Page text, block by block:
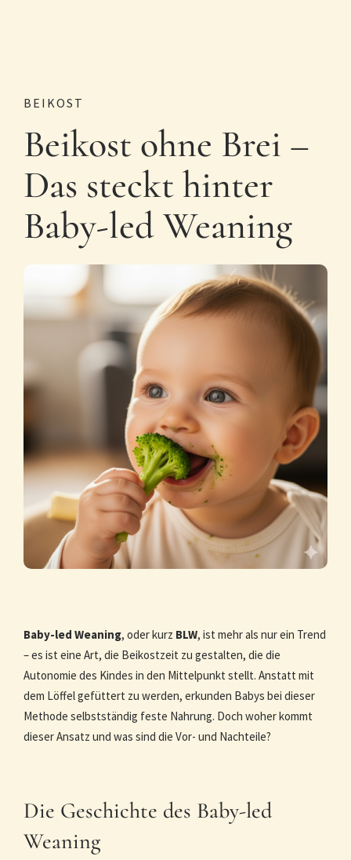
BEIKOST
Beikost ohne Brei –
Das steckt hinter
Baby-led Weaning
Baby-led Weaning, oder kurz BLW, ist mehr als nur ein Trend
– es ist eine Art, die Beikostzeit zu gestalten, die die
Autonomie des Kindes in den Mittelpunkt stellt. Anstatt mit
dem Löffel gefüttert zu werden, erkunden Babys bei dieser
Methode selbstständig feste Nahrung. Doch woher kommt
dieser Ansatz und was sind die Vor- und Nachteile?
Die Geschichte des Baby-led
Weaning